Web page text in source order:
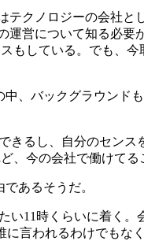
テクノロジーの会社
営について知る必
もしている。でも、
、バックグラウンド
きるし、自分のセン
、今の会社で働けて
あるそうだ。
い11 時くらいに着く。
に言われるわけでもな